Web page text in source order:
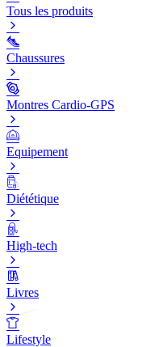
Tous les produits
Chaussures
Montres Cardio-GPS
Equipement
Diététique
High-tech
Livres
Lifestyle